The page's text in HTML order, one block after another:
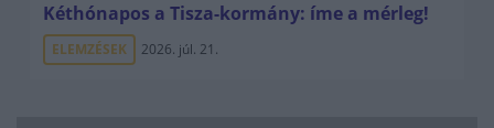
Kéthónapos a Tisza-kormány: íme a mérleg!
ELEMZÉSEK 2026. júl. 21.